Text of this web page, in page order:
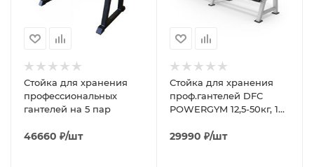
Стойка для хранения
профессиональных
гантелей на 5 пар
46660 ₽/шт
Стойка для хранения
проф.гантелей DFC
POWERGYM 12,5-50кг, 10
29990 ₽/шт